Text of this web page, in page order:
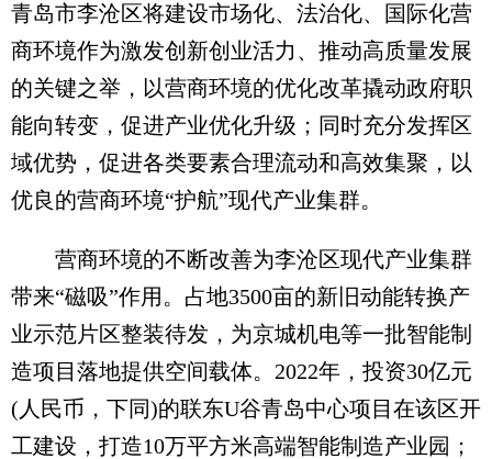
青岛市李沧区将建设市场化、法治化、国际化营
商环境作为激发创新创业活力、推动高质量发展
的关键之举，以营商环境的优化改革撬动政府职
能向转变，促进产业优化升级；同时充分发挥区
域优势，促进各类要素合理流动和高效集聚，以
优良的营商环境“护航”现代产业集群。
营商环境的不断改善为李沧区现代产业集群
带来“磁吸”作用。占地3500亩的新旧动能转换产
业示范片区整装待发，为京城机电等一批智能制
造项目落地提供空间载体。2022年，投资30亿元
(人民币，下同)的联东U谷青岛中心项目在该区开
工建设，打造10万平方米高端智能制造产业园；